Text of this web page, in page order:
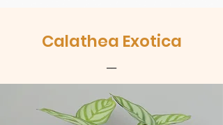
Calathea Exotica